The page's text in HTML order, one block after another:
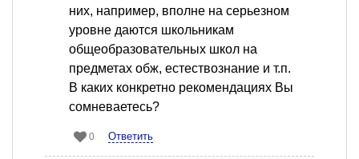
них, например, вполне на серьезном
уровне даются школьникам
общеобразовательных школ на
предметах обж, естествознание и т.п.
В каких конкретно рекомендациях Вы
сомневаетесь?
0 Ответить